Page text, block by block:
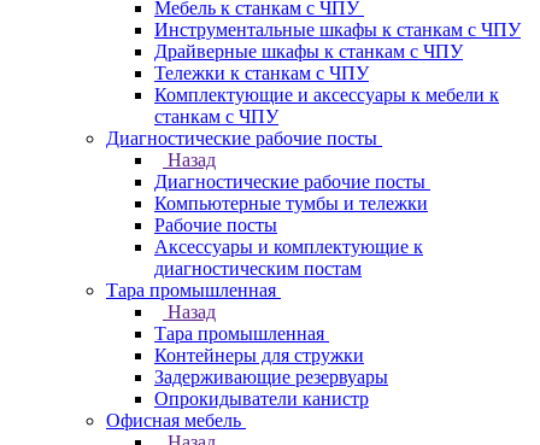
Мебель к станкам с ЧПУ
Инструментальные шкафы к станкам с ЧПУ
Драйверные шкафы к станкам с ЧПУ
Тележки к станкам с ЧПУ
Комплектующие и аксессуары к мебели к
станкам с ЧПУ
Диагностические рабочие посты
Назад
Диагностические рабочие посты
Компьютерные тумбы и тележки
Рабочие посты
Аксессуары и комплектующие к
диагностическим постам
Тара промышленная
Назад
Тара промышленная
Контейнеры для стружки
Задерживающие резервуары
Опрокидыватели канистр
Офисная мебель